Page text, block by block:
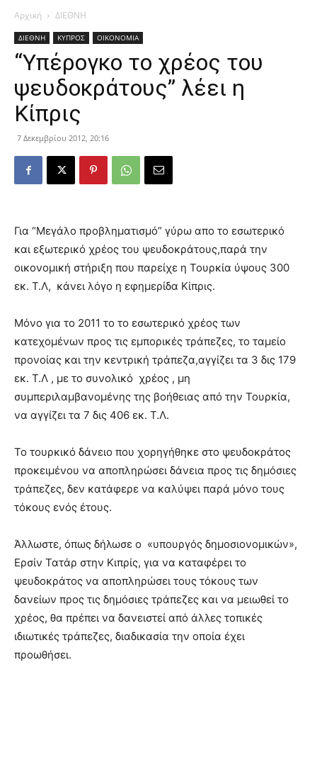
Αρχική ΔΙΕΘΝΗ
ΔΙΕΘΝΗ ΚΥΠΡΟΣ ΟΙΚΟΝΟΜΙΑ
“Υπέρογκο το χρέος του
ψευδοκράτους” λέει η
Κίπρις
7 Δεκεμβρίου 2012, 20:16
Για “Μεγάλο προβληματισμό” γύρω απο το εσωτερικό
και εξωτερικό χρέος του ψευδοκράτους,παρά την
οικονομική στήριξη που παρείχε η Τουρκία ύψους 300
εκ. Τ.Λ, κάνει λόγο η εφημερίδα Κίπρις.
Μόνο για το 2011 το το εσωτερικό χρέος των
κατεχομένων προς τις εμπορικές τράπεζες, το ταμείο
προνοίας και την κεντρική τράπεζα,αγγίζει τα 3 δις 179
εκ. Τ.Λ , με το συνολικό χρέος , μη
συμπεριλαμβανομένης της βοήθειας από την Τουρκία,
να αγγίζει τα 7 δις 406 εκ. Τ.Λ.
Το τουρκικό δάνειο που χορηγήθηκε στο ψευδοκράτος
προκειμένου να αποπληρώσει δάνεια προς τις δημόσιες
τράπεζες, δεν κατάφερε να καλύψει παρά μόνο τους
τόκους ενός έτους.
Άλλωστε, όπως δήλωσε ο «υπουργός δημοσιονομικών»,
Ερσίν Τατάρ στην Κιπρίς, για να καταφέρει το
ψευδοκράτος να αποπληρώσει τους τόκους των
δανείων προς τις δημόσιες τράπεζες και να μειωθεί το
χρέος, θα πρέπει να δανειστεί από άλλες τοπικές
ιδιωτικές τράπεζες, διαδικασία την οποία έχει
προωθήσει.